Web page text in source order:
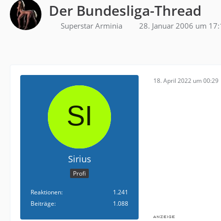
Der Bundesliga-Thread
Superstar Arminia 28. Januar 2006 um
Sirius
Profi
Reaktionen
1.241
Beiträge
1.088
18. April 2022 um 00:29